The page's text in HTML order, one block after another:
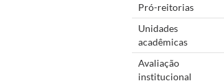
Pró-reitorias
Unidades
acadêmicas
Avaliação
institucional